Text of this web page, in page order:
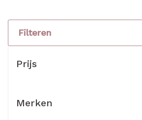
Filteren
Prijs
Merken